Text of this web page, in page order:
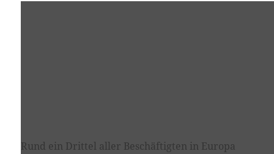
Rund ein Drittel aller Beschäftigten in Europa